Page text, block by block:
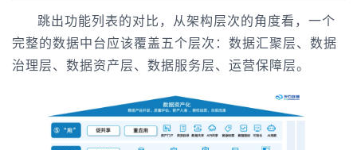
跳出功能列表的对比，从架构层次的角度看，一个
完整的数据中台应该覆盖五个层次：数据汇聚层、数据
治理层、数据资产层、数据服务层、运营保障层。